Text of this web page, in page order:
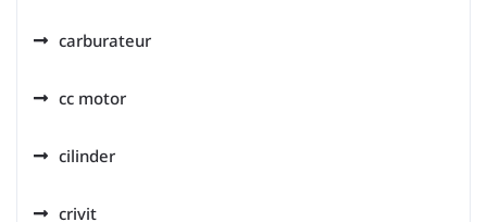
carburateur
cc motor
cilinder
crivit